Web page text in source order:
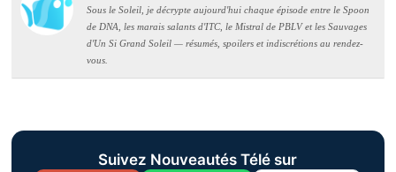
Sous le Soleil, je décrypte aujourd'hui chaque épisode entre le Spoon
de DNA, les marais salants d'ITC, le Mistral de PBLV et les Sauvages
d'Un Si Grand Soleil — résumés, spoilers et indiscrétions au rendez-
vous.
Suivez Nouveautés Télé sur